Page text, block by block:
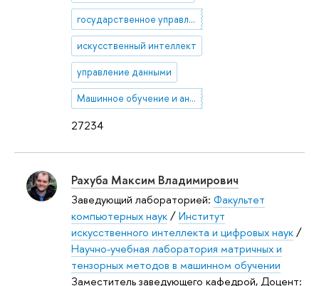
27234
государственное управление
искусственный интеллект
управление данными
Машинное обучение и анализ данных
Рахуба Максим Владимирович
Заведующий лабораторией: Факультет
компьютерных наук/Институт
искусственного интеллекта и цифровых наук/
Научно-учебная лаборатория матричных и
тензорных методов в машинном обучении
Заместитель заведующего кафедрой, Доцент: